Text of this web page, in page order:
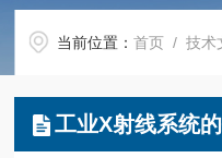
当前位置：首页 /技术
工业X射线系统